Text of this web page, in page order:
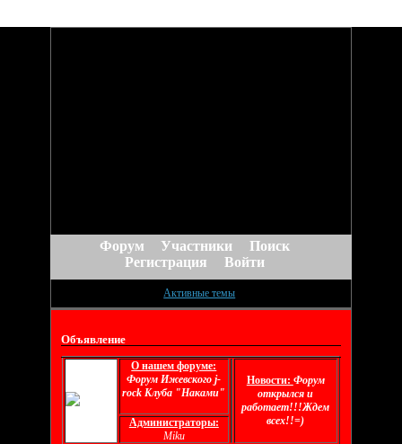
Форум Участники
Поиск
Регистрация
Войти
Активные темы
Объявление
О нашем форуме:
Форум Ижевского j-
rock Клуба "Наками"
Новости: Форум
открылся и
работает!!!Ждем
всех!!=)
Администраторы:
Miku